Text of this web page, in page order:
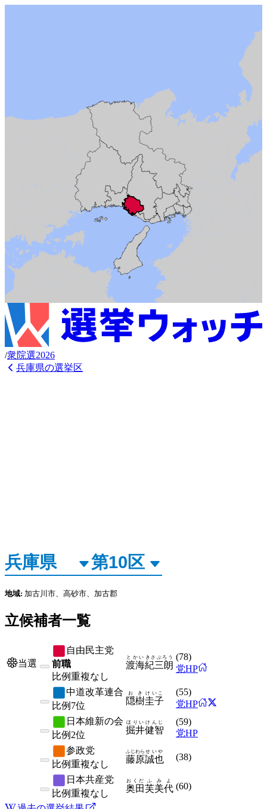
/衆院選2026
兵庫県の選挙区
地域: 加古川市、高砂市、加古郡
立候補者一覧
当選
自由民主党
前職
比例重複なし
渡海
とかい
紀三朗
きさぶろう (78)
党HP
中道改革連合
比例 7位 隠樹
おき
圭子
けいこ (55)
党HP
日本維新の会
比例 2位 掘井
ほりい
健智
けんじ (59)
党HP
参政党
比例重複なし 藤原
ふじわら
誠也
せいや
(38)
日本共産党
比例重複なし 奥田
おくだ
芙美代
ふみよ
(60)